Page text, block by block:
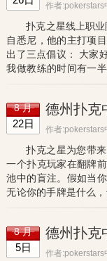
作者:pokerstars
扑克之星线上职业
自悉尼，他的主打项
出了三点倡议： 大家
我做教练的时间有一
玩家中有几个常见的
8 月
22日
德州扑克
作者:pokerstars
扑克之星为您带
一个扑克玩家在翻牌
池中的盲注。假如当
无论你的手牌是什么
显你的手牌是什么基
8 月
5日
德州扑克
作者:pokerstars